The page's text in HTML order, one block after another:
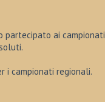
partecipato ai campionati
i campionati regionali.